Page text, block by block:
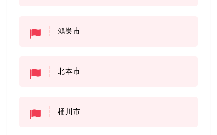
鴻巣市
北本市
桶川市